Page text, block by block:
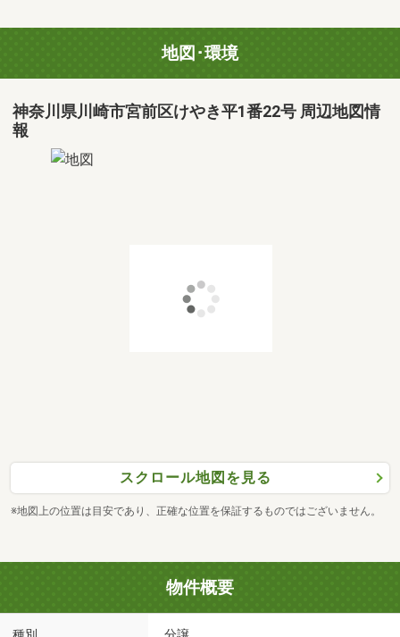
地図･環境
神奈川県川崎市宮前区けやき平1番22号 周辺地図情
報
スクロール地図を見る
※地図上の位置は目安であり、正確な位置を保証するものではございません。
物件概要